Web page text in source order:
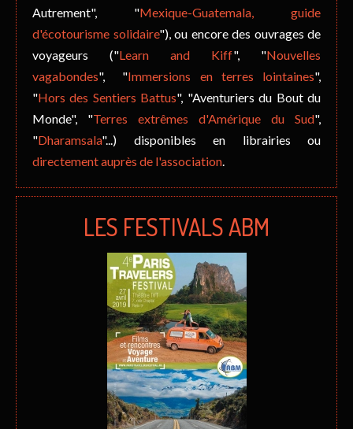
Autrement", "Mexique-Guatemala, guide
d'écotourisme solidaire"), ou encore des ouvrages de
voyageurs ("Learn and Kiff", "Nouvelles
vagabondes", "Immersions en terres lointaines",
"Hors des Sentiers Battus", "Aventuriers du Bout du
Monde", "Terres extrêmes d'Amérique du Sud",
"Dharamsala"...) disponibles en librairies ou
directement auprès de l'association.
LES FESTIVALS ABM